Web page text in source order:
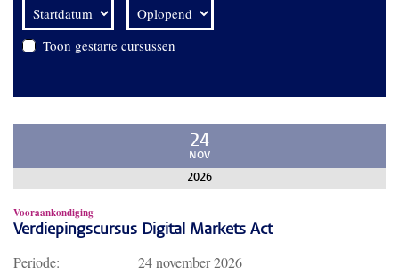
Toon gestarte cursussen
24
NOV
2026
Vooraankondiging
Verdiepingscursus Digital Markets Act
Periode:
24 november 2026